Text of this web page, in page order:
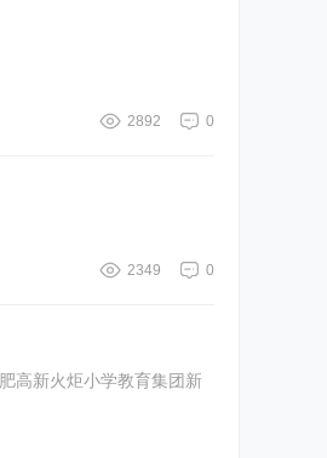
0
2892
0
2349
高新火炬小学教育集团新